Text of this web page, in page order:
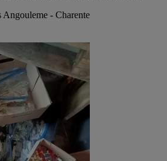
Angouleme - Charente